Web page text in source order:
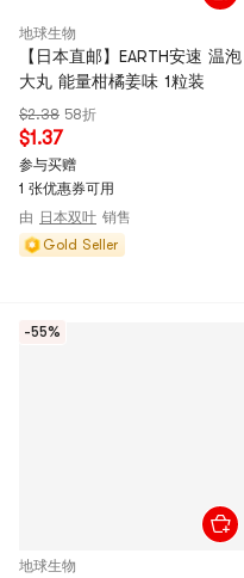
地球生物
【日本直邮】EARTH安速 温泡
大丸 能量柑橘姜味 1粒装
$2.38 58折
$1.37
参与买赠
1 张优惠券可用
由 日本双叶 销售
Gold Seller
-55%
地球生物